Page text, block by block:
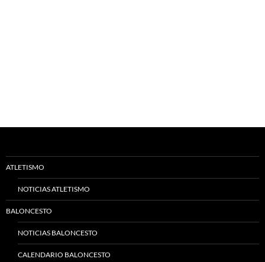
ATLETISMO
NOTICIAS ATLETISMO
BALONCESTO
NOTICIAS BALONCESTO
CALENDARIO BALONCESTO